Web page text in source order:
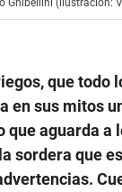
que todo
en sus mitos
que aguarda a
sordera que